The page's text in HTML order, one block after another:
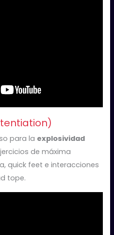
para la explosividad
de máxima
quick feet e interacciones
tope.